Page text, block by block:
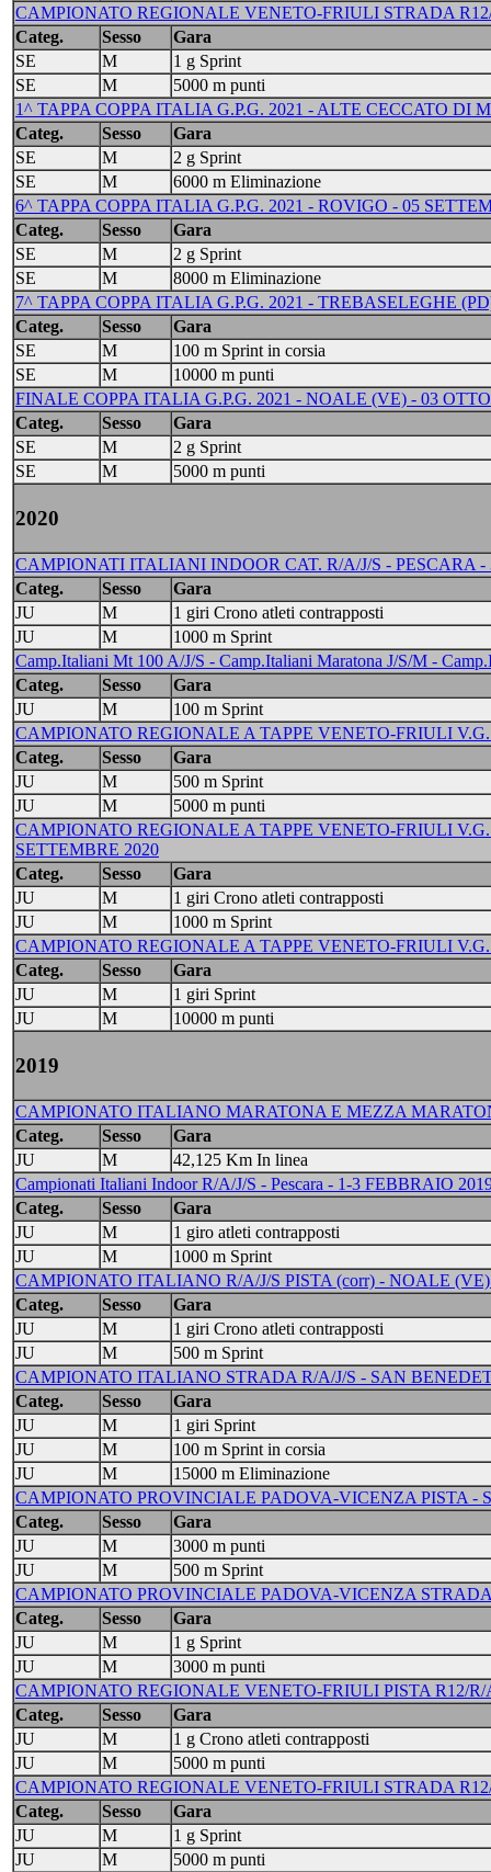
CAMPIONATO REGIONALE VENETO-FRIULI STRADA
Categ.
Sesso
Gara
SE
M
1 g Sprint
SE
M
5000 m punti
1^ TAPPA COPPA ITALIA G.P.G. 2021 - ALTE CECCATO
Categ.
Sesso
Gara
SE
M
2 g Sprint
SE
M
6000 m Eliminazione
6^ TAPPA COPPA ITALIA G.P.G. 2021 - ROVIGO - 05
Categ.
Sesso
Gara
SE
M
2 g Sprint
SE
M
8000 m Eliminazione
7^ TAPPA COPPA ITALIA G.P.G. 2021 - TREBASELEGHE
Categ.
Sesso
Gara
SE
M
100 m Sprint in corsia
SE
M
10000 m punti
FINALE COPPA ITALIA G.P.G. 2021 - NOALE (VE) - 03
Categ.
Sesso
Gara
SE
M
2 g Sprint
SE
M 5000 m punti
2020
CAMPIONATI ITALIANI INDOOR CAT. R/A/J/S - PESCARA -
Categ.
Sesso
Gara
JU
M
1 giri Crono atleti contrapposti
JU
M
1000 m Sprint
Camp.Italiani Mt 100 A/J/S - Camp.Italiani Maratona J/S/M -
Categ.
Sesso
Gara
JU
M
100 m Sprint
CAMPIONATO REGIONALE A TAPPE VENETO-FRIULI
Categ.
Sesso
Gara
JU
M
500 m Sprint
JU
M
5000 m punti
CAMPIONATO REGIONALE A TAPPE VENETO-FRIULI
SETTEMBRE 2020
Categ.
Sesso
Gara
JU
M
1 giri Crono atleti contrapposti
JU
M
1000 m Sprint
CAMPIONATO REGIONALE A TAPPE VENETO-FRIULI
Categ.
Sesso
Gara
JU
M
1 giri Sprint
JU
M 10000 m punti
2019
CAMPIONATO ITALIANO MARATONA E MEZZA
Categ.
Sesso
Gara
JU
M
42,125 Km In linea
Campionati Italiani Indoor R/A/J/S - Pescara - 1-3 FEBBRAIO
Categ.
Sesso
Gara
JU
M
1 giro atleti contrapposti
JU
M
1000 m Sprint
CAMPIONATO ITALIANO R/A/J/S PISTA (corr) - NOALE
Categ.
Sesso
Gara
JU
M
1 giri Crono atleti contrapposti
JU
M
500 m Sprint
CAMPIONATO ITALIANO STRADA R/A/J/S - SAN
Categ.
Sesso
Gara
JU
M
1 giri Sprint
JU
M
100 m Sprint in corsia
JU
M
15000 m Eliminazione
CAMPIONATO PROVINCIALE PADOVA-VICENZA PISTA -
Categ.
Sesso
Gara
JU
M
3000 m punti
JU
M
500 m Sprint
CAMPIONATO PROVINCIALE PADOVA-VICENZA
Categ.
Sesso
Gara
JU
M
1 g Sprint
JU
M
3000 m punti
CAMPIONATO REGIONALE VENETO-FRIULI PISTA R12/
Categ.
Sesso
Gara
JU
M
1 g Crono atleti contrapposti
JU
M
5000 m punti
CAMPIONATO REGIONALE VENETO-FRIULI STRADA
Categ.
Sesso
Gara
JU
M
1 g Sprint
JU
M
5000 m punti